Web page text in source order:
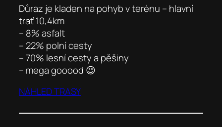
Důraz je kladen na pohyb v terénu – hlavní
trať 10,4km
– 8% asfalt
– 22% polní cesty
– 70% lesní cesty a pěšiny
– mega gooood 😉
NÁHLED TRASY